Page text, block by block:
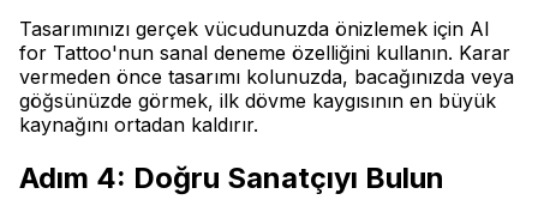
Tasarımınızı gerçek vücudunuzda önizlemek için AI
for Tattoo'nun sanal deneme özelliğini kullanın. Karar
vermeden önce tasarımı kolunuzda, bacağınızda veya
göğsünüzde görmek, ilk dövme kaygısının en büyük
kaynağını ortadan kaldırır.
Adım 4: Doğru Sanatçıyı Bulun